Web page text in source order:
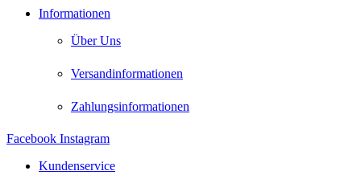
Informationen
Über Uns
Versandinformationen
Zahlungsinformationen
Facebook Instagram
Kundenservice